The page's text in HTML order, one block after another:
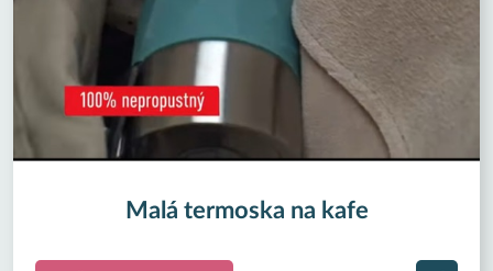
Malá termoska na kafe